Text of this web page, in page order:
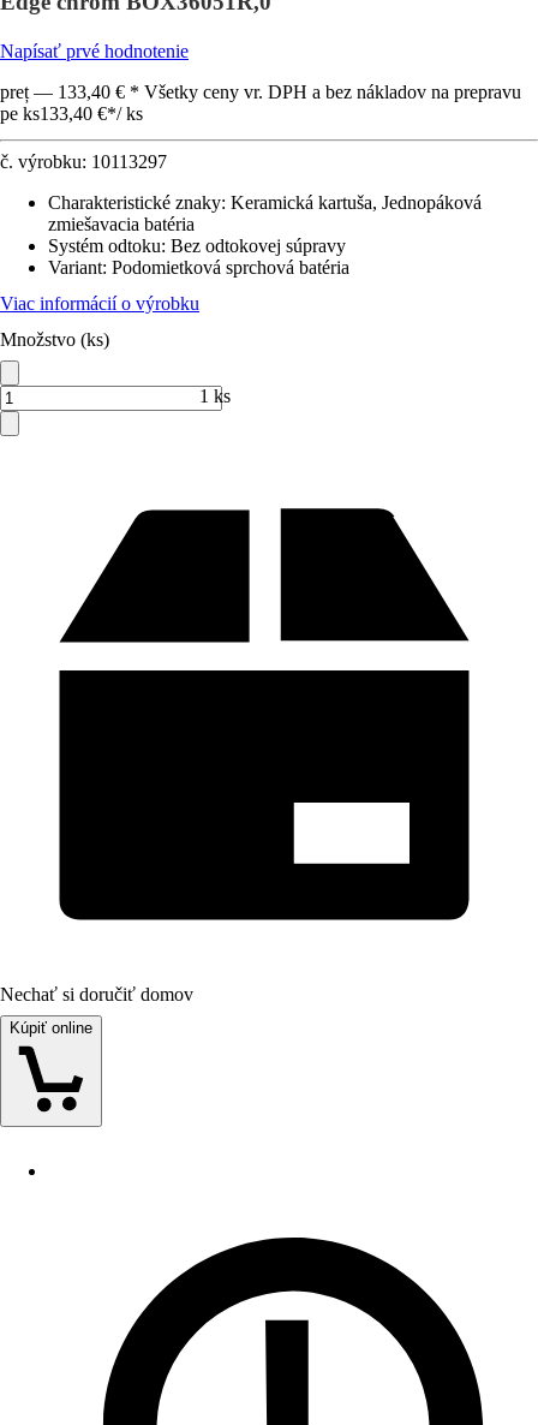
Napísať prvé hodnotenie
preț — 133,40 € * Všetky ceny vr. DPH a bez nákladov na prepravu
pe ks133,40 €*/ ks
č. výrobku: 10113297
Charakteristické znaky: Keramická kartuša, Jednopáková
zmiešavacia batéria
Systém odtoku: Bez odtokovej súpravy
Variant: Podomietková sprchová batéria
Viac informácií o výrobku
Množstvo (ks)
1 ks
Nechať si doručiť domov
Kúpiť online